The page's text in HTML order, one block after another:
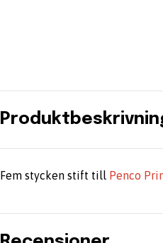
Fem stycken stift till Penco